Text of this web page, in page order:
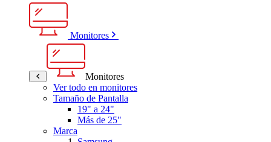
Monitores
Monitores
Ver todo en monitores
Tamaño de Pantalla
19" a 24"
Más de 25"
Marca